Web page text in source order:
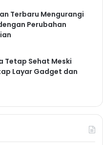
Terbaru Mengurangi
Perubahan
Tetap Sehat Meski
Layar Gadget dan